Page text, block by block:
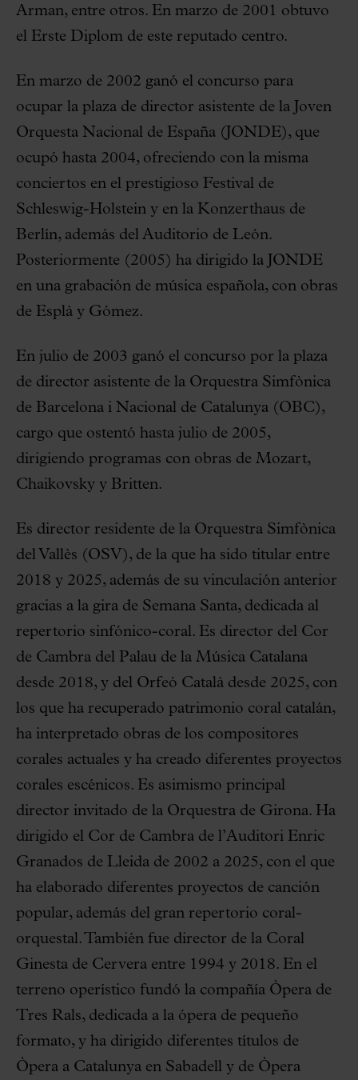
Arman, entre otros. En marzo de 2001 obtuvo
el Erste Diplom de este reputado centro.
En marzo de 2002 ganó el concurso para
ocupar la plaza de director asistente de la Joven
Orquesta Nacional de España (JONDE), que
ocupó hasta 2004, ofreciendo con la misma
conciertos en el prestigioso Festival de
Schleswig-Holstein y en la Konzerthaus de
Berlín, además del Auditorio de León.
Posteriormente (2005) ha dirigido la JONDE
en una grabación de música española, con obras
de Esplà y Gómez.
En julio de 2003 ganó el concurso por la plaza
de director asistente de la Orquestra Simfònica
de Barcelona i Nacional de Catalunya (OBC),
cargo que ostentó hasta julio de 2005,
dirigiendo programas con obras de Mozart,
Chaikovsky y Britten.
Es director residente de la Orquestra Simfònica
del Vallès (OSV), de la que ha sido titular entre
2018 y 2025, además de su vinculación anterior
gracias a la gira de Semana Santa, dedicada al
repertorio sinfónico-coral. Es director del Cor
de Cambra del Palau de la Música Catalana
desde 2018, y del Orfeó Català desde 2025, con
los que ha recuperado patrimonio coral catalán,
ha interpretado obras de los compositores
corales actuales y ha creado diferentes proyectos
corales escénicos. Es asimismo principal
director invitado de la Orquestra de Girona. Ha
dirigido el Cor de Cambra de l’Auditori Enric
Granados de Lleida de 2002 a 2025, con el que
ha elaborado diferentes proyectos de canción
popular, además del gran repertorio coral-
orquestal. También fue director de la Coral
Ginesta de Cervera entre 1994 y 2018. En el
terreno operístico fundó la compañía Òpera de
Tres Rals, dedicada a la ópera de pequeño
formato, y ha dirigido diferentes títulos de
Òpera a Catalunya en Sabadell y de Òpera